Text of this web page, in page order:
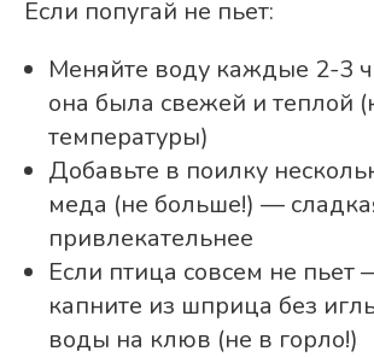
Если попугай не пьет:
Меняйте воду каждые 2-3
она была свежей и теплой
температуры)
Добавьте в поилку
меда (не больше!) —
привлекательнее
Если птица совсем не пьет
капните из шприца без
воды на клюв (не в горло!)